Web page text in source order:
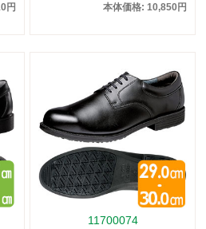
円 本体価格: 10,850円
11700074